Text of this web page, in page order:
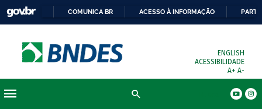
COMUNICA BR ACESSO À INFORMAÇÃO
ENGLISH
ACESSIBILIDADE
A+ A-